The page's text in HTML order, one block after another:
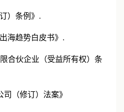
）条例》.
海趋势白皮书》.
合伙企业（受益所有权）条
（修订）法案》